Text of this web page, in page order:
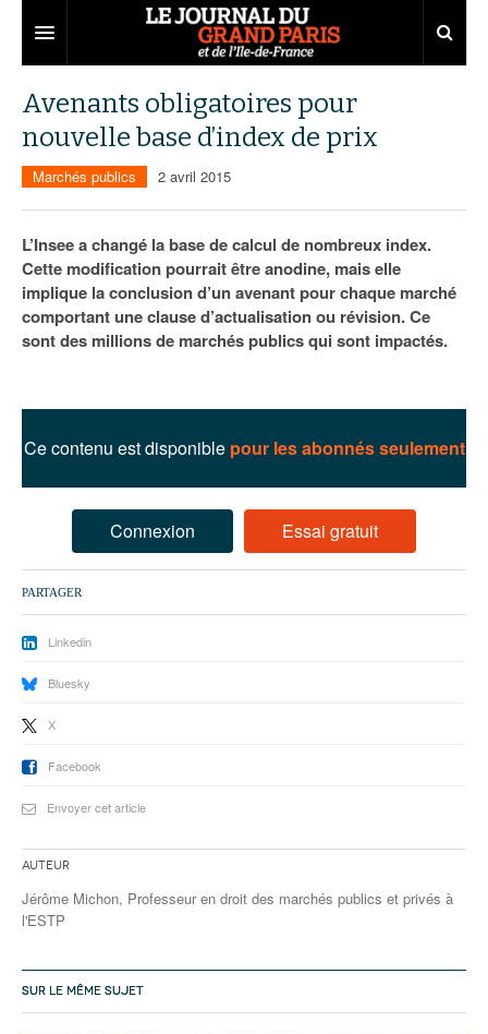
Territoires
Aménagement
Institutions
Services urbains
Entreprises
Emploi
Attractivité
Marchés publics
75
77
92
93
Carnet
Nominations
Les Assises du Grand Paris
Lire les résumés
Avenants obligatoires pour
nouvelle base d’index de prix
Marchés publics 2 avril 2015
L’Insee a changé la base de calcul de nombreux index.
Cette modification pourrait être anodine, mais elle
implique la conclusion d’un avenant pour chaque marché
comportant une clause d’actualisation ou révision. Ce
sont des millions de marchés publics qui sont impactés.
Ce contenu est disponible pour les abonnés seulement
Connexion Essai gratuit
PARTAGER
Linkedin
Bluesky
X
Facebook
Envoyer cet article
Auteur
Jérôme Michon, Professeur en droit des marchés publics et privés à
l'ESTP
SUR LE MÊME SUJET